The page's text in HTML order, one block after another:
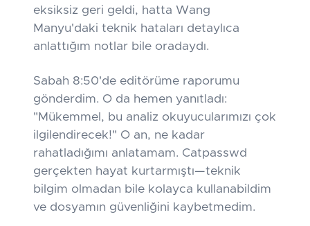
eksiksiz geri geldi, hatta Wang
Manyu'daki teknik hataları detaylıca
anlattığım notlar bile oradaydı.
Sabah 8:50'de editörüme raporumu
gönderdim. O da hemen yanıtladı:
"Mükemmel, bu analiz okuyucularımızı çok
ilgilendirecek!" O an, ne kadar
rahatladığımı anlatamam. Catpasswd
gerçekten hayat kurtarmıştı—teknik
bilgim olmadan bile kolayca kullanabildim
ve dosyamın güvenliğini kaybetmedim.